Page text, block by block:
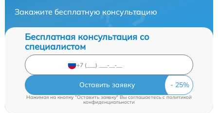
Закажите бесплатную консультацию
Бесплатная консультация со
специалистом
Оставить заявку
Нажимая на кнопку "Оставить заявку" Вы соглашаетесь cполитикой
конфиденциальности